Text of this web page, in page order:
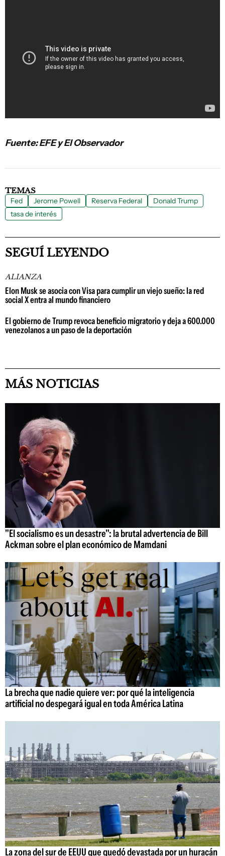
Fuente: EFE y El Observador
TEMAS
Fed Jerome Powell Reserva Federal
Donald Trump
tasa de interés
SEGUÍ LEYENDO
ALIANZA
Elon Musk se asocia con Visa para cumplir un viejo sueño: la red
social X entra al mundo financiero
El gobierno de Trump revoca beneficio migratorio y deja a 600.000
venezolanos a un paso de la deportación
MÁS NOTICIAS
"El socialismo es un desastre": la brutal advertencia de Bill
Ackman sobre el plan económico de Mamdani
La brecha que nadie quiere ver: por qué la inteligencia
artificial no despegará igual en toda América Latina
La zona del sur de EEUU que quedó devastada por un huracán